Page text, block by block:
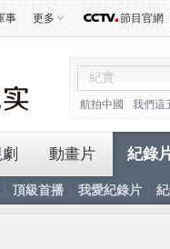
事 更多 節目官網
航拍中國 我們這
動畫片 紀錄
頂級首播 我愛紀錄片